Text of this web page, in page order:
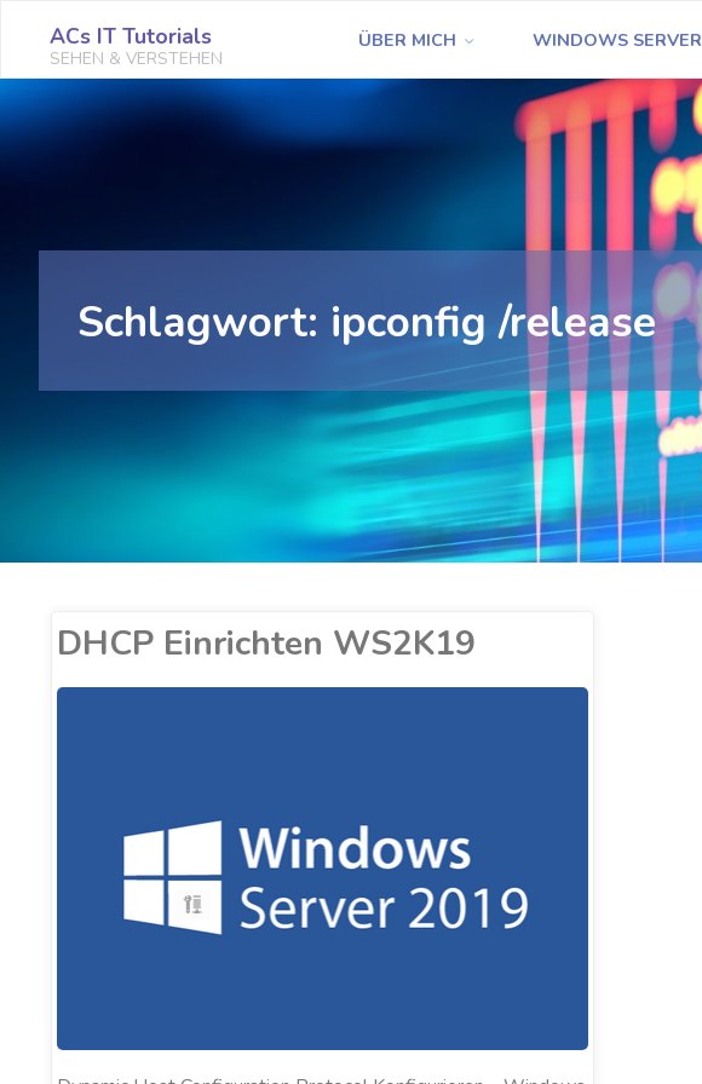
springen
ACs IT Tutorials
SEHEN & VERSTEHEN
ÜBER MICH WINDOWS SERVER
Schlagwort: ipconfig /release
DHCP Einrichten WS2K19